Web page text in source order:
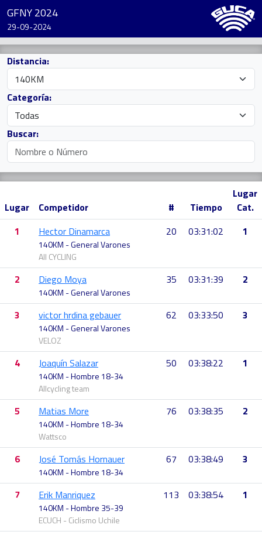
GFNY 2024
29-09-2024
Distancia:
Categoría:
Buscar:
Lugar Competidor # Tiempo
Lugar
Cat.
1
Hector Dinamarca
140KM - General Varones
All CYCLING
20 03:31:02 1
2 Diego Moya
140KM - General Varones
35 03:31:39 2
3 victor hrdina gebauer
140KM - General Varones
VELOZ
62 03:33:50 3
4 Joaquín Salazar
140KM - Hombre 18-34
Allcycling team
50 03:38:22 1
5 Matias More
140KM - Hombre 18-34
Wattsco
76 03:38:35 2
6 José Tomás Hornauer
140KM - Hombre 18-34
67 03:38:49 3
7 Erik Manriquez
140KM - Hombre 35-39
ECUCH - Ciclismo Uchile
113 03:38:54 1